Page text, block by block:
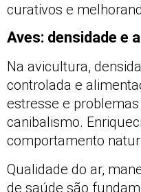
curativos e
Aves: densidade e
Na avicultura,
controlada e
estresse e
canibalismo.
comportamento
Qualidade do ar,
de saúde são